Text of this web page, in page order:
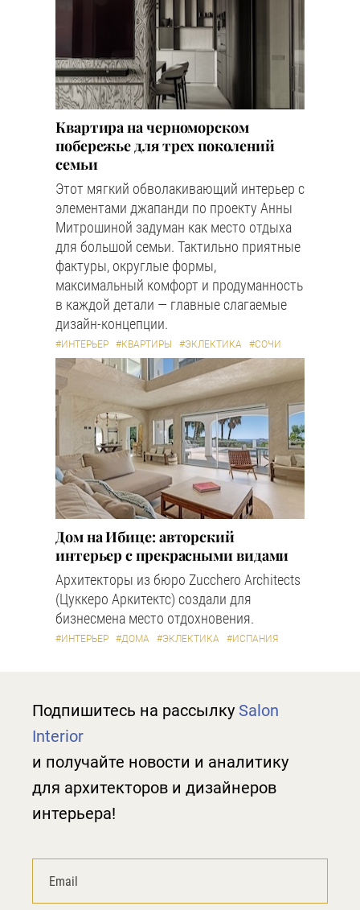
Квартира на черноморском
побережье для трех поколений
семьи
Этот мягкий обволакивающий интерьер с
элементами джапанди по проекту Анны
Митрошиной задуман как место отдыха
для большой семьи. Тактильно приятные
фактуры, округлые формы,
максимальный комфорт и продуманность
в каждой детали — главные слагаемые
дизайн-концепции.
#ИНТЕРЬЕР #КВАРТИРЫ #ЭКЛЕКТИКА #СОЧИ
Дом на Ибице: авторский
интерьер с прекрасными видами
Архитекторы из бюро Zucchero Architects
(Цуккеро Аркитектс) создали для
бизнесмена место отдохновения.
#ИНТЕРЬЕР #ДОМА #ЭКЛЕКТИКА #ИСПАНИЯ
Подпишитесь на рассылку Salon
Interior
и получайте новости и аналитику
для архитекторов и дизайнеров
интерьера!